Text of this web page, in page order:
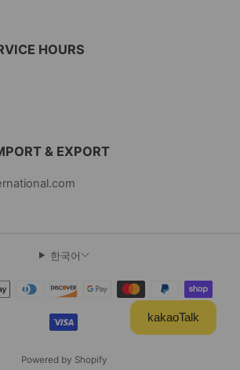
HOURS
& EXPORT
한국어
Powered by Shopify
kakaoTalk